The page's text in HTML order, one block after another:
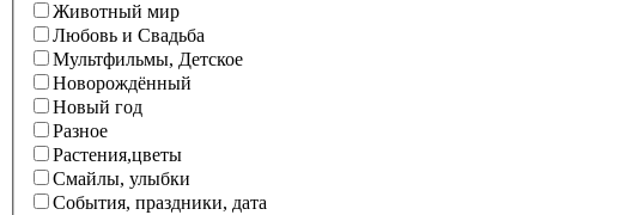
Животный мир
Любовь и Свадьба
Мультфильмы, Детское
Новорождённый
Новый год
Разное
Растения,цветы
Смайлы, улыбки
События, праздники, дата